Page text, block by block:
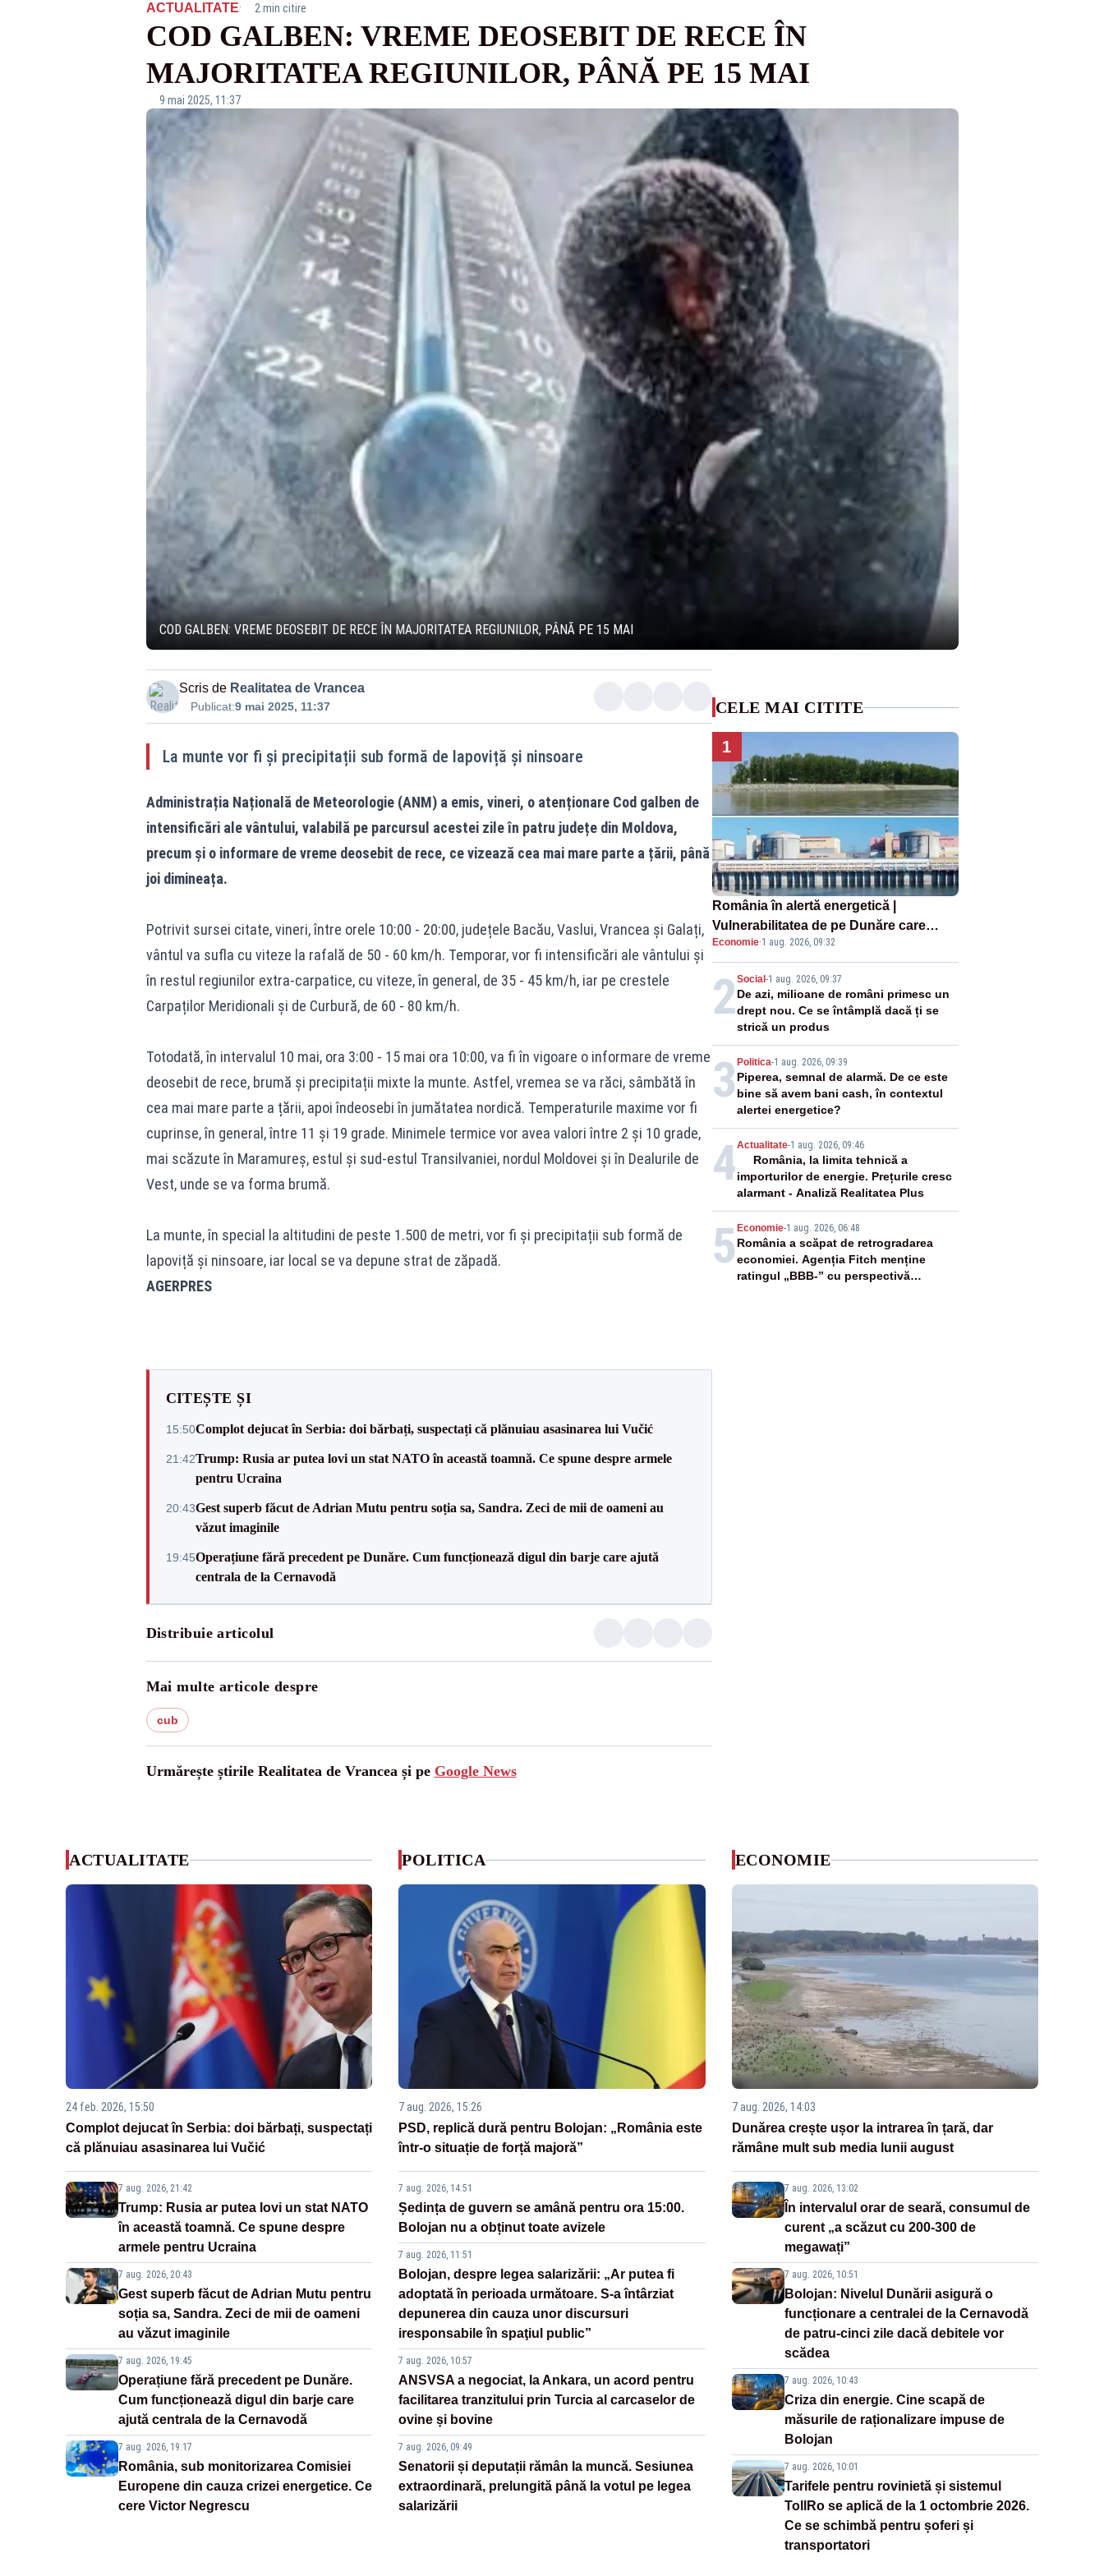
ACTUALITATE· 2 min citire
COD GALBEN: VREME DEOSEBIT DE RECE ÎN
MAJORITATEA REGIUNILOR, PÂNĂ PE 15 MAI
9 mai 2025, 11:37
COD GALBEN: VREME DEOSEBIT DE RECE ÎN MAJORITATEA REGIUNILOR, PÂNĂ PE 15 MAI
Scris de Realitatea de Vrancea
Publicat:9 mai 2025, 11:37
La munte vor fi și precipitații sub formă de lapoviță și ninsoare
Administrația Națională de Meteorologie (ANM) a emis, vineri, o atenționare Cod galben de
intensificări ale vântului, valabilă pe parcursul acestei zile în patru județe din Moldova,
precum și o informare de vreme deosebit de rece, ce vizează cea mai mare parte a țării, până
joi dimineața.
Potrivit sursei citate, vineri, între orele 10:00 - 20:00, județele Bacău, Vaslui, Vrancea și Galați,
vântul va sufla cu viteze la rafală de 50 - 60 km/h. Temporar, vor fi intensificări ale vântului și
în restul regiunilor extra-carpatice, cu viteze, în general, de 35 - 45 km/h, iar pe crestele
Carpaților Meridionali și de Curbură, de 60 - 80 km/h.
Totodată, în intervalul 10 mai, ora 3:00 - 15 mai ora 10:00, va fi în vigoare o informare de vreme
deosebit de rece, brumă și precipitații mixte la munte. Astfel, vremea se va răci, sâmbătă în
cea mai mare parte a țării, apoi îndeosebi în jumătatea nordică. Temperaturile maxime vor fi
cuprinse, în general, între 11 și 19 grade. Minimele termice vor avea valori între 2 și 10 grade,
mai scăzute în Maramureș, estul și sud-estul Transilvaniei, nordul Moldovei și în Dealurile de
Vest, unde se va forma brumă.
La munte, în special la altitudini de peste 1.500 de metri, vor fi și precipitații sub formă de
lapoviță și ninsoare, iar local se va depune strat de zăpadă.
AGERPRES
CITEȘTE ȘI
15:50Complot dejucat în Serbia: doi bărbați, suspectați că plănuiau asasinarea lui Vučić
21:42Trump: Rusia ar putea lovi un stat NATO în această toamnă. Ce spune despre armele
pentru Ucraina
20:43Gest superb făcut de Adrian Mutu pentru soția sa, Sandra. Zeci de mii de oameni au
văzut imaginile
19:45Operațiune fără precedent pe Dunăre. Cum funcționează digul din barje care ajută
centrala de la Cernavodă
Distribuie articolul
Mai multe articole despre
cub
Urmărește știrile Realitatea de Vrancea și pe Google News
CELE MAI CITITE
1
România în alertă energetică |
Vulnerabilitatea de pe Dunăre care
pune în pericol Centrala Cernavodă era
cunoscută de pe vremea lui Ceaușescu
Economie·1 aug. 2026, 09:32
2Social -1 aug. 2026, 09:37
De azi, milioane de români primesc un
drept nou. Ce se întâmplă dacă ți se
strică un produs
3 Politica-1 aug. 2026, 09:39
Piperea, semnal de alarmă. De ce este
bine să avem bani cash, în contextul
alertei energetice?
4Actualitate-1 aug. 2026, 09:46
România, la limita tehnică a
importurilor de energie. Prețurile cresc
alarmant - Analiză Realitatea Plus
5 Economie-1 aug. 2026, 06:48
România a scăpat de retrogradarea
economiei. Agenția Fitch menține
ratingul „BBB-” cu perspectivă
ACTUALITATE
24 feb. 2026, 15:50
Complot dejucat în Serbia: doi bărbați, suspectați
că plănuiau asasinarea lui Vučić
7 aug. 2026, 21:42
Trump: Rusia ar putea lovi un stat NATO
în această toamnă. Ce spune despre
armele pentru Ucraina
7 aug. 2026, 20:43
Gest superb făcut de Adrian Mutu pentru
soția sa, Sandra. Zeci de mii de oameni
au văzut imaginile
7 aug. 2026, 19:45
Operațiune fără precedent pe Dunăre.
Cum funcționează digul din barje care
ajută centrala de la Cernavodă
7 aug. 2026, 19:17
România, sub monitorizarea Comisiei
Europene din cauza crizei energetice. Ce
cere Victor Negrescu
POLITICA
7 aug. 2026, 15:26
PSD, replică dură pentru Bolojan: „România este
într-o situație de forță majoră”
7 aug. 2026, 14:51
Ședința de guvern se amână pentru ora 15:00.
Bolojan nu a obținut toate avizele
7 aug. 2026, 11:51
Bolojan, despre legea salarizării: „Ar putea fi
adoptată în perioada următoare. S-a întârziat
depunerea din cauza unor discursuri
iresponsabile în spaţiul public”
7 aug. 2026, 10:57
ANSVSA a negociat, la Ankara, un acord pentru
facilitarea tranzitului prin Turcia al carcaselor de
ovine și bovine
7 aug. 2026, 09:49
Senatorii și deputații rămân la muncă. Sesiunea
extraordinară, prelungită până la votul pe legea
salarizării
ECONOMIE
7 aug. 2026, 14:03
Dunărea crește ușor la intrarea în țară, dar
rămâne mult sub media lunii august
7 aug. 2026, 13:02
În intervalul orar de seară, consumul de
curent „a scăzut cu 200-300 de
megawați”
7 aug. 2026, 10:51
Bolojan: Nivelul Dunării asigură o
funcționare a centralei de la Cernavodă
de patru-cinci zile dacă debitele vor
scădea
7 aug. 2026, 10:43
Criza din energie. Cine scapă de
măsurile de raționalizare impuse de
Bolojan
7 aug. 2026, 10:01
Tarifele pentru rovinietă și sistemul
TollRo se aplică de la 1 octombrie 2026.
Ce se schimbă pentru șoferi și
transportatori